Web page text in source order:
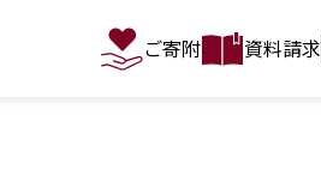
ご寄附 資料請求